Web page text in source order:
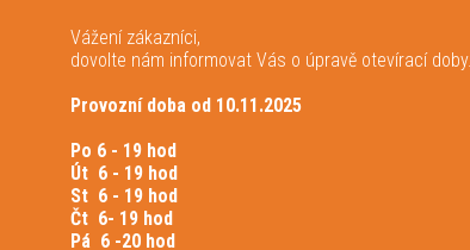
Vážení zákazníci,
dovolte nám informovat Vás o úpravě otevírací doby.
Provozní doba od 10.11.2025
Po 6 - 19 hod
Út 6 - 19 hod
St 6 - 19 hod
Čt 6- 19 hod
Pá 6 -20 hod